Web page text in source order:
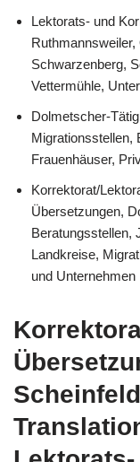
Lektorats- und
Schwarzenberg,
Vettermühle,
Dolmetscher-
Migrationsstellen,
Frauenhäuser,
Korrektorat/
Übersetzungen,
Beratungsstellen,
Landkreise,
und Unternehmen